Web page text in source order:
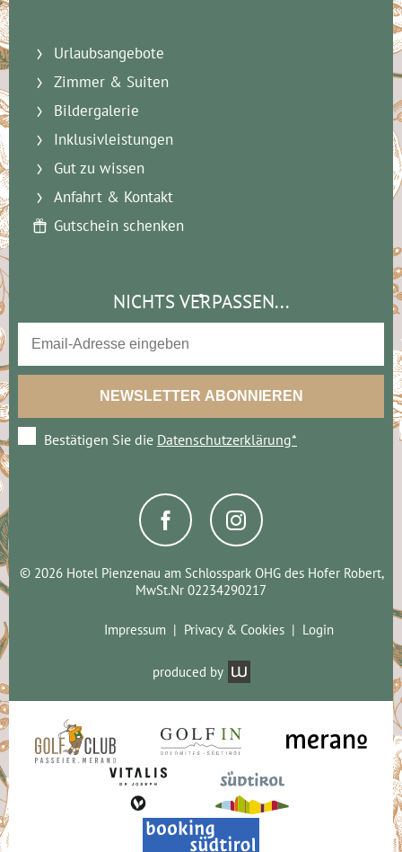
Urlaubsangebote
Zimmer & Suiten
Bildergalerie
Inklusivleistungen
Gut zu wissen
Anfahrt & Kontakt
Gutschein schenken
NICHTS VERPASSEN...
Bestätigen Sie die Datenschutzerklärung*
© 2026 Hotel Pienzenau am Schlosspark OHG des Hofer Robert,
MwSt.Nr 02234290217
Impressum Privacy & Cookies Login
produced by